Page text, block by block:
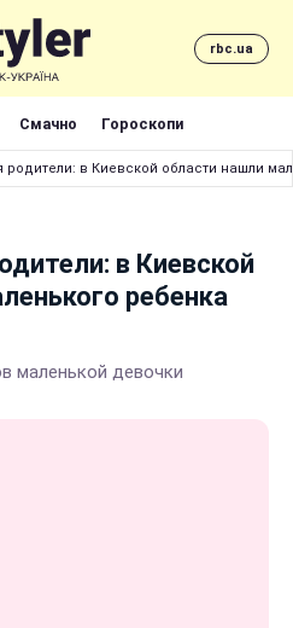
rbc.ua
Смачно Гороскопи
в Киевской области нашли
в Киевской
ребенка
маленькой девочки